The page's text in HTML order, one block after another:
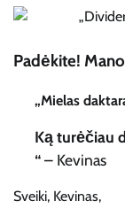
Padėkite!
„Mielas
Ką turėčiau
“– Kevinas
Sveiki, Kevinas,